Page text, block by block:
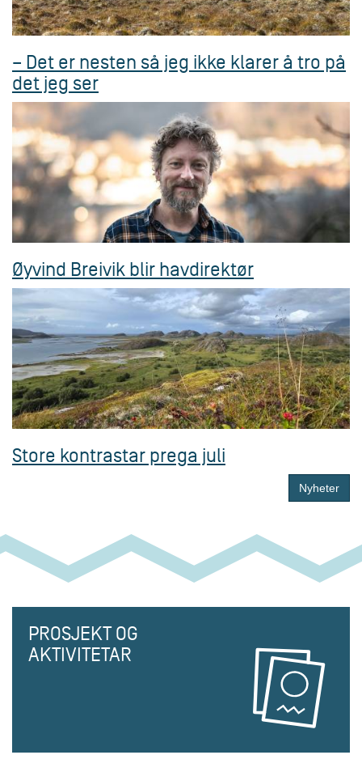
– Det er nesten så jeg ikke klarer å tro på
det jeg ser
Øyvind Breivik blir havdirektør
Store kontrastar prega juli
Nyheter
PROSJEKT OG
AKTIVITETAR